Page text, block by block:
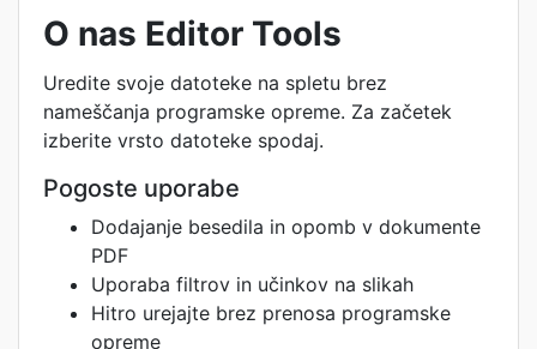
O nas Editor Tools
Uredite svoje datoteke na spletu brez
nameščanja programske opreme. Za začetek
izberite vrsto datoteke spodaj.
Pogoste uporabe
Dodajanje besedila in opomb v dokumente
PDF
Uporaba filtrov in učinkov na slikah
Hitro urejajte brez prenosa programske
opreme